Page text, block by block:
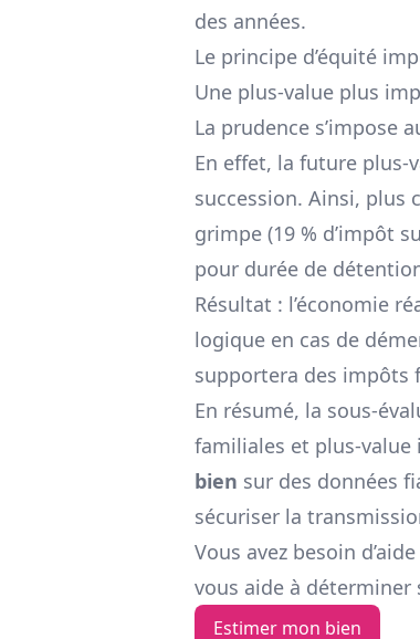
des années.
Le principe d’équité
Une plus-value plus
La prudence s’impose
En effet, la future plus-
succession. Ainsi, plus
grimpe (19 % d’impôt
pour durée de
Résultat : l’économie
logique en cas de
supportera des impôts
En résumé, la sous-
familiales et plus-value
bien sur des données
sécuriser la
Vous avez besoin
vous aide à déterminer
Estimer mon bien